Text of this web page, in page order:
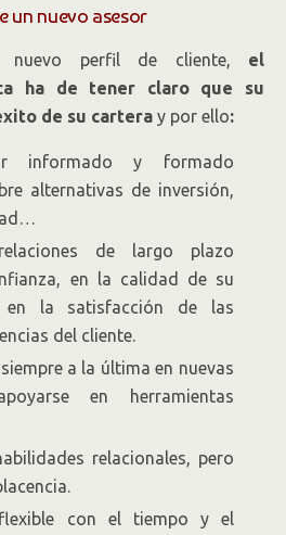
un nuevo asesor
nuevo perfil de cliente, el
ha de tener claro que su
de su cartera y por ello:
informado y formado
alternativas de inversión,
de largo plazo
en la calidad de su
en la satisfacción de las
del cliente.
a la última en nuevas
en herramientas
relacionales, pero
con el tiempo y el